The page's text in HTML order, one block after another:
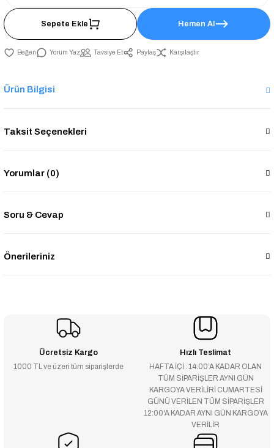
Sepete Ekle Hemen Al
Yorum Yaz Tavsiye Et Paylaş Karşılaştır
Ürün Bilgisi
Taksit Seçenekleri
Yorumlar (0)
Soru & Cevap
Önerileriniz
Ücretsiz Kargo
1000 TL ve üzeri tüm siparişlerde
Hızlı Teslimat
HAFTA İÇİ : 14:00’A KADAR OLAN
TÜM SİPARİŞLER AYNI GÜN
KARGOYA VERİLİRİ CUMARTESİ
GÜNÜ VERİLEN TÜM SİPARİŞLER
12:00'A KADAR AYNI GÜN KARGOYA
VERİLİR